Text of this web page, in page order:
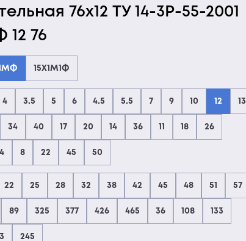
76х12 ТУ 14-3Р-55-2001
12 76
15Х1М1Ф
4 3.5 5 6 4.5 5.5 7 9 10 12 13
34 40 17 20 14 36 11 18 26
8 22 45 50
22 25 28 32 38 42 45 48 51 57
89 325 377 426 465 36 108 133
245